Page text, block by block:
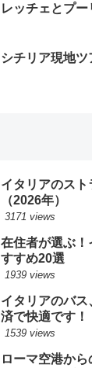
レッチェとプ
シチリア現地ツ
イタリアのス
（2026年）
3171 views
在住者が選ぶ
すすめ20選
1939 views
イタリアのバ
済で快適です！
1539 views
ローマ空港か